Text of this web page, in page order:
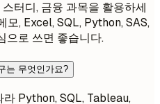
터디, 금융 과목을 활용하세
모, Excel, SQL, Python, SAS,
으로 쓰면 좋습니다.
는 무엇인가요?
Python, SQL, Tableau,